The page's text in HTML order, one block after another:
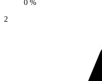
0 %
2